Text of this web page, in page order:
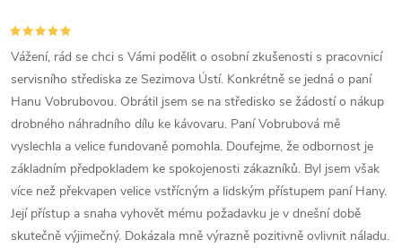
Vážení, rád se chci s Vámi podělit o osobní zkušenosti s pracovnicí
servisního střediska ze Sezimova Ústí. Konkrétně se jedná o paní
Hanu Vobrubovou. Obrátil jsem se na středisko se žádostí o nákup
drobného náhradního dílu ke kávovaru. Paní Vobrubová mě
vyslechla a velice fundovaně pomohla. Doufejme, že odbornost je
základním předpokladem ke spokojenosti zákazníků. Byl jsem však
více než překvapen velice vstřícným a lidským přístupem paní Hany.
Její přístup a snaha vyhovět mému požadavku je v dnešní době
skutečně výjimečný. Dokázala mně výrazně pozitivně ovlivnit náladu.